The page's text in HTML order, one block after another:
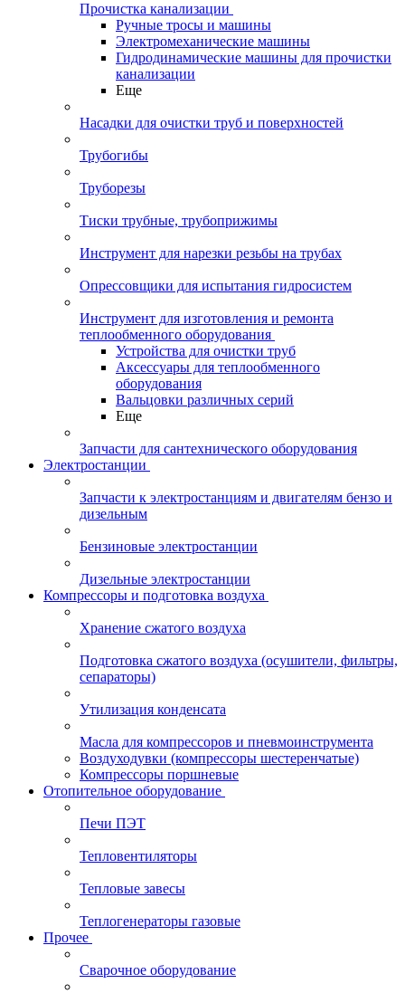
Прочистка канализации
Ручные тросы и машины
Электромеханические машины
Гидродинамические машины для прочистки
канализации
Еще
Насадки для очистки труб и поверхностей
Трубогибы
Труборезы
Тиски трубные, трубоприжимы
Инструмент для нарезки резьбы на трубах
Опрессовщики для испытания гидросистем
Инструмент для изготовления и ремонта
теплообменного оборудования
Устройства для очистки труб
Аксессуары для теплообменного
оборудования
Вальцовки различных серий
Еще
Запчасти для сантехнического оборудования
Электростанции
Запчасти к электростанциям и двигателям бензо и
дизельным
Бензиновые электростанции
Дизельные электростанции
Компрессоры и подготовка воздуха
Хранение сжатого воздуха
Подготовка сжатого воздуха (осушители, фильтры,
сепараторы)
Утилизация конденсата
Масла для компрессоров и пневмоинструмента
Воздуходувки (компрессоры шестеренчатые)
Компрессоры поршневые
Отопительное оборудование
Печи ПЭТ
Тепловентиляторы
Тепловые завесы
Теплогенераторы газовые
Прочее
Сварочное оборудование